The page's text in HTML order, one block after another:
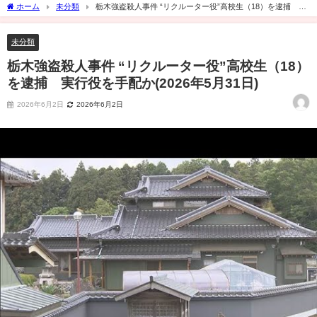
ホーム 未分類
栃木強盗殺人事件 “リクルーター役”高校生（18）を逮捕 実
行役を手配か(2026年5月31日)
未分類
栃木強盗殺人事件 “リクルーター役”高校生（18）
を逮捕 実行役を手配か(2026年5月31日)
2026年6月2日 2026年6月2日